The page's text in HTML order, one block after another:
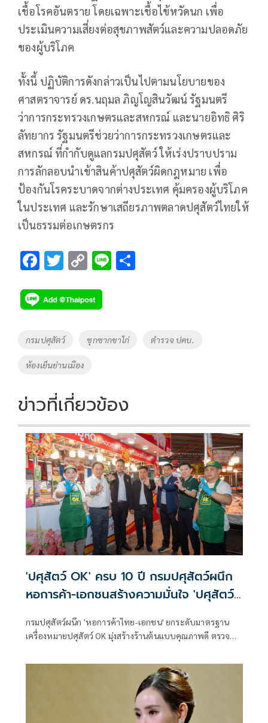
เชื้อโรคอันตราย โดยเฉพาะเชื้อไข้หวัดนก เพื่อ
ประเมินความเสี่ยงต่อสุขภาพสัตว์และความปลอดภัย
ของผู้บริโภค
ทั้งนี้ ปฏิบัติการดังกล่าวเป็นไปตามนโยบายของ
ศาสตราจารย์ ดร.นฤมล ภิญโญสินวัฒน์ รัฐมนตรี
ว่าการกระทรวงเกษตรและสหกรณ์ และนายอิทธิ ศิริ
ลัทยากร รัฐมนตรีช่วยว่าการกระทรวงเกษตรและ
สหกรณ์ ที่กำกับดูแลกรมปศุสัตว์ ให้เร่งปราบปราม
การลักลอบนำเข้าสินค้าปศุสัตว์ผิดกฎหมาย เพื่อ
ป้องกันโรคระบาดจากต่างประเทศ คุ้มครองผู้บริโภค
ในประเทศ และรักษาเสถียรภาพตลาดปศุสัตว์ไทยให้
เป็นธรรมต่อเกษตรกร
F
e
b
o
o
k
T
tt
er
C
p
y
Li
Li
Tags
กรมปศุสัตว์ ซุกซากขาไก่ ตำรวจ ปคบ.
ห้องเย็นย่านเมือง
ข่าวที่เกี่ยวข้อง
'ปศุสัตว์ OK' ครบ 10 ปี กรมปศุสัตว์ผนึก
หอการค้า-เอกชนสร้างความมั่นใจ 'ปศุสัตว์
กรมปศุสัตว์ผนึก 'หอการค้าไทย-เอกชน' ยกระดับมาตรฐาน
เครื่องหมายปศุสัตว์ OK มุ่งสร้างร้านต้นแบบคุณภาพดี ตรวจ
ปลอดภัยทุกคำ-ไม่แพง